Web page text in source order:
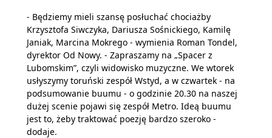
- Będziemy mieli szansę posłuchać chociażby
Krzysztofa Siwczyka, Dariusza Sośnickiego, Kamilę
Janiak, Marcina Mokrego - wymienia Roman Tondel,
dyrektor Od Nowy. - Zapraszamy na „Spacer z
Lubomskim”, czyli widowisko muzyczne. We wtorek
usłyszymy toruński zespół Wstyd, a w czwartek - na
podsumowanie buumu - o godzinie 20.30 na naszej
dużej scenie pojawi się zespół Metro. Ideą buumu
jest to, żeby traktować poezję bardzo szeroko -
dodaje.